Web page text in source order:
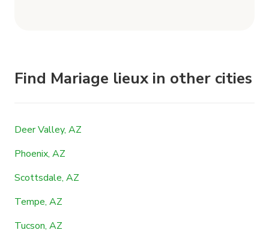
Find Mariage lieux in other cities
Deer Valley, AZ
Phoenix, AZ
Scottsdale, AZ
Tempe, AZ
Tucson, AZ